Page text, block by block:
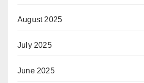
August 2025
July 2025
June 2025